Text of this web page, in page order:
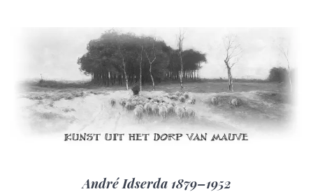
André Idserda 1879–1952